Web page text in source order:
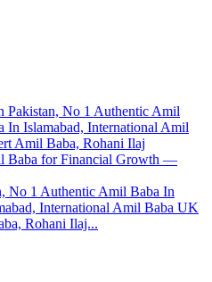
Pakistan, No 1 Authentic Amil
In Islamabad, International Amil
Amil Baba, Rohani Ilaj
Baba for Financial Growth —
No 1 Authentic Amil Baba In
International Amil Baba UK
Rohani Ilaj...